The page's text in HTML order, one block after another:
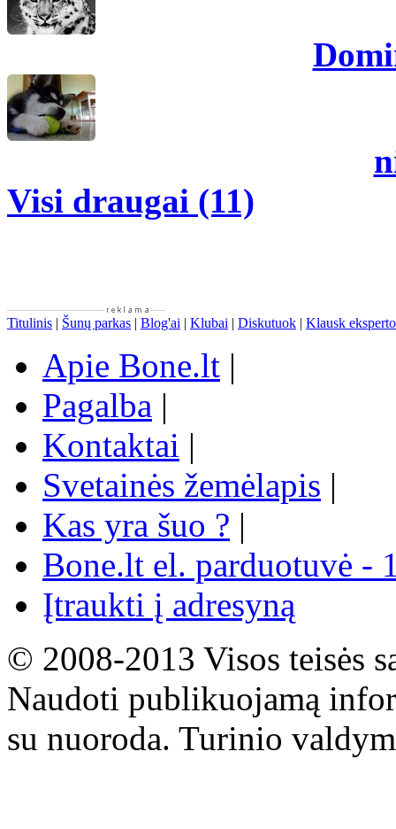
Visi draugai (11)
Titulinis | Šunų parkas | Blog'ai | Klubai | Diskutuok | Klausk eksperto
Apie Bone.lt |
Pagalba |
Kontaktai |
Svetainės žemėlapis |
Kas yra šuo ? |
Bone.lt el. parduotuvė -
Įtraukti į adresyną
© 2008-2013 Visos teisės
Naudoti publikuojamą
su nuoroda. Turinio